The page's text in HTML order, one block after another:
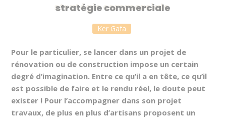
stratégie commerciale
Ker Gafa
Pour le particulier, se lancer dans un projet de
rénovation ou de construction impose un certain
degré d’imagination. Entre ce qu’il a en tête, ce qu’il
est possible de faire et le rendu réel, le doute peut
exister ! Pour l’accompagner dans son projet
travaux, de plus en plus d’artisans proposent un